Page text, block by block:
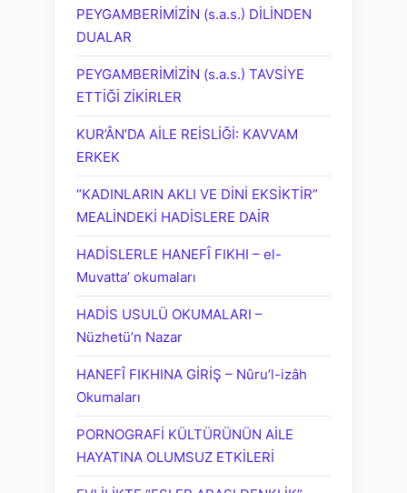
PEYGAMBERİMİZİN (s.a.s.) DİLİNDEN
DUALAR
PEYGAMBERİMİZİN (s.a.s.) TAVSİYE
ETTİĞİ ZİKİRLER
KUR’ÂN’DA AİLE REİSLİĞİ: KAVVAM
ERKEK
“KADINLARIN AKLI VE DİNİ EKSİKTİR”
MEALİNDEKİ HADİSLERE DAİR
HADİSLERLE HANEFÎ FIKHI – el-
Muvatta’ okumaları
HADİS USULÜ OKUMALARI –
Nüzhetü’n Nazar
HANEFÎ FIKHINA GİRİŞ – Nûru’l-izâh
Okumaları
PORNOGRAFİ KÜLTÜRÜNÜN AİLE
HAYATINA OLUMSUZ ETKİLERİ